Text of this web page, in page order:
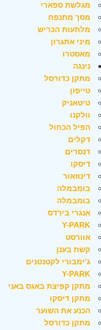
מגלשת ספארי
מסך מתנפח
מלתעות הכריש
מיני אתגרון
מאסטרו
נינגה
מתקן כדורסל
טייפון
טיטאניק
וולקנו
הפיל הכחול
דקלים
דנסרים
דיסקו
דינוזאור
בומבמלה
בומבמלה
אנגרי בירדס
Y-PARK
אוורסט
קשת בענן
ג'ימבורי לקטנטנים
Y-PARK
מתקן קפיצת באגס באני
מתקן דיסקו
הכנע את השוער
מתקן כדורסל